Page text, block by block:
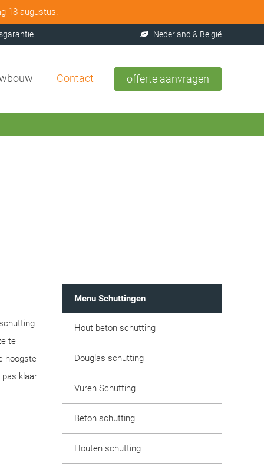
18 augustus.
Nederland & België
Contact offerte aanvragen
te
hoogste
klaar
Menu Schuttingen
Hout beton schutting
Douglas schutting
Vuren Schutting
Beton schutting
Houten schutting